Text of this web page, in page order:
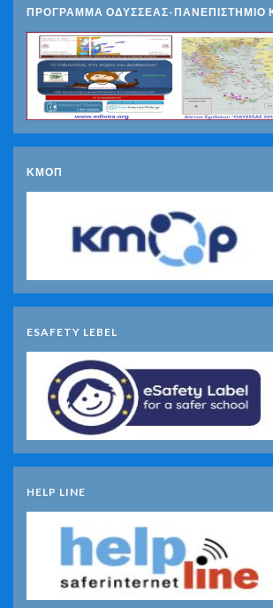
ΠΡΟΓΡΑΜΜΑ ΟΔΥΣΣΕΑΣ-ΠΑΝΕΠΙΣΤΗΜΙΟ
ΚΜΟΠ
ESAFETY LEBEL
HELP LINE